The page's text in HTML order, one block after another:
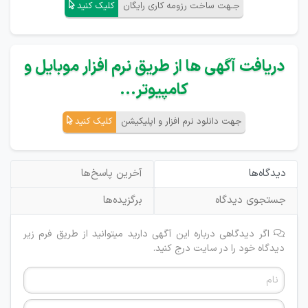
جـهت ساخت رزومه کاری رایگان کلیک کنید
دریافت آگهی ها از طریق نرم افزار موبایل و
کامپیوتر...
جهت دانلود نرم افزار و اپلیکیشن کلیک کنید
دیدگاه‌ها
آخرین پاسخ‌ها
جستجوی دیدگاه
برگزیده‌ها
اگر دیدگاهی درباره این آگهی دارید میتوانید از طریق فرم زیر
دیدگاه خود را در سایت درج کنید.